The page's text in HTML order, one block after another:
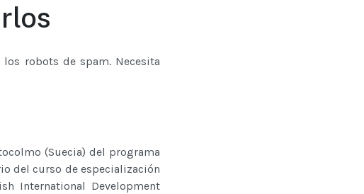
robots de spam. Necesita
(Suecia) del programa
del curso de especialización
International Development